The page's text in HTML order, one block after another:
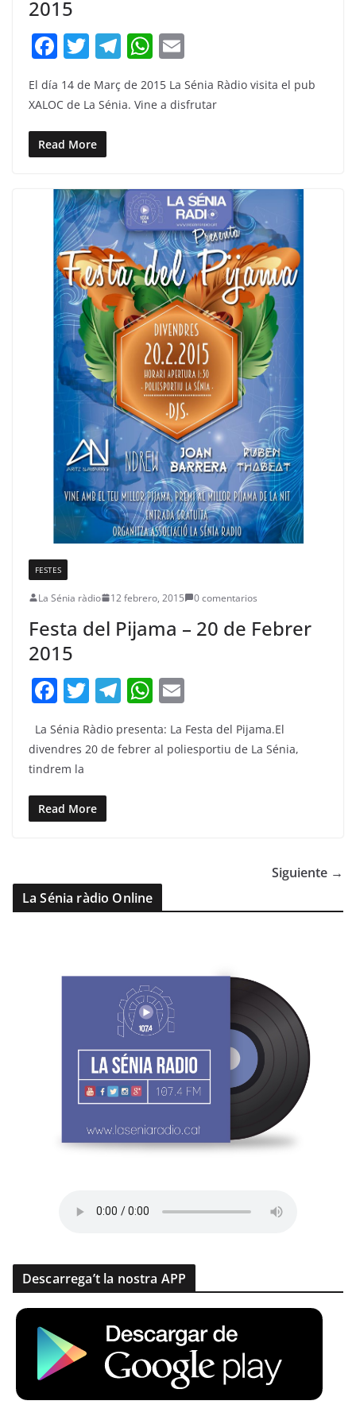
2015
F
c
e
b
o
k
T
itt
er
T
el
e
W
at
p
m
ai
El día 14 de Març de 2015 La Sénia Ràdio visita el pub
XALOC de La Sénia. Vine a disfrutar
Read More
FESTES
La Sénia ràdio 12 febrero, 2015 0 comentarios
Festa del Pijama – 20 de Febrer
2015
F
a
c
e
b
o
T
w
itt
T
e
W
at ai
La Sénia Ràdio presenta: La Festa del Pijama.El
divendres 20 de febrer al poliesportiu de La Sénia,
tindrem la
Read More
Siguiente →
La Sénia ràdio Online
Descarrega’t la nostra APP